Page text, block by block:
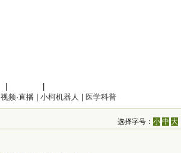
视频·直播 小柯机器人 医学科普
选择字号：小 中 大